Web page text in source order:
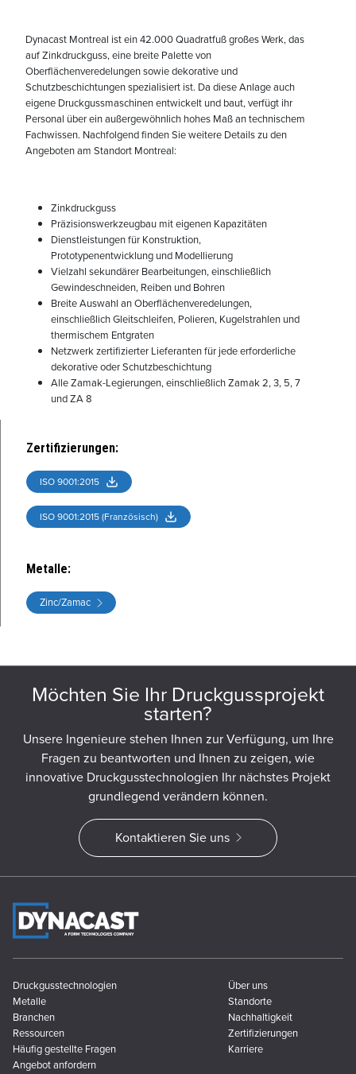
Dynacast Montreal ist ein 42.000 Quadratfuß großes Werk, das
auf Zinkdruckguss, eine breite Palette von
Oberflächenveredelungen sowie dekorative und
Schutzbeschichtungen spezialisiert ist. Da diese Anlage auch
eigene Druckgussmaschinen entwickelt und baut, verfügt ihr
Personal über ein außergewöhnlich hohes Maß an technischem
Fachwissen. Nachfolgend finden Sie weitere Details zu den
Angeboten am Standort Montreal:
Zinkdruckguss
Präzisionswerkzeugbau mit eigenen Kapazitäten
Dienstleistungen für Konstruktion,
Prototypenentwicklung und Modellierung
Vielzahl sekundärer Bearbeitungen, einschließlich
Gewindeschneiden, Reiben und Bohren
Breite Auswahl an Oberflächenveredelungen,
einschließlich Gleitschleifen, Polieren, Kugelstrahlen und
thermischem Entgraten
Netzwerk zertifizierter Lieferanten für jede erforderliche
dekorative oder Schutzbeschichtung
Alle Zamak-Legierungen, einschließlich Zamak 2, 3, 5, 7
und ZA 8
Zertifizierungen:
ISO 9001:2015
ISO 9001:2015 (Französisch)
Metalle:
Zinc/Zamac
Möchten Sie Ihr Druckgussprojekt
starten?
Unsere Ingenieure stehen Ihnen zur Verfügung, um Ihre
Fragen zu beantworten und Ihnen zu zeigen, wie
innovative Druckgusstechnologien Ihr nächstes Projekt
grundlegend verändern können.
Kontaktieren Sie uns
Druckgusstechnologien
Metalle
Branchen
Ressourcen
Häufig gestellte Fragen
Über uns
Standorte
Nachhaltigkeit
Zertifizierungen
Karriere
Angebot anfordern